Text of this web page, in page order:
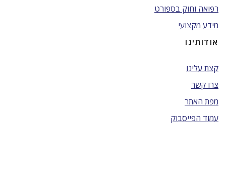
רפואה וחוק בספורט
מידע מקצועי
אודותינו
קצת עלינו
צרו קשר
מפת האתר
עמוד הפייסבוק